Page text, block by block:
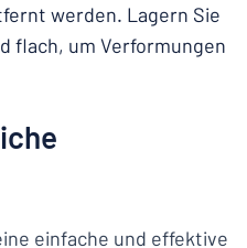
werden. Lagern Sie
flach, um Verformungen
einfache und effektive